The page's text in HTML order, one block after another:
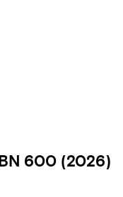
600 (2026)